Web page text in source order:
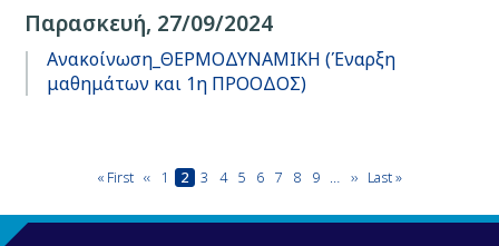
Παρασκευή, 27/09/2024
Ανακοίνωση_ΘΕΡΜΟΔΥΝΑΜΙΚΗ (Έναρξη
μαθημάτων και 1η ΠΡΟΟΔΟΣ)
PaginationFirst
« First Previous
page
‹‹ Page
1
Current
page
2 Page
3 Page
4 Page
5 Page
6 Page
7 Page
8 Page
9 … Next
›› Last
Last »